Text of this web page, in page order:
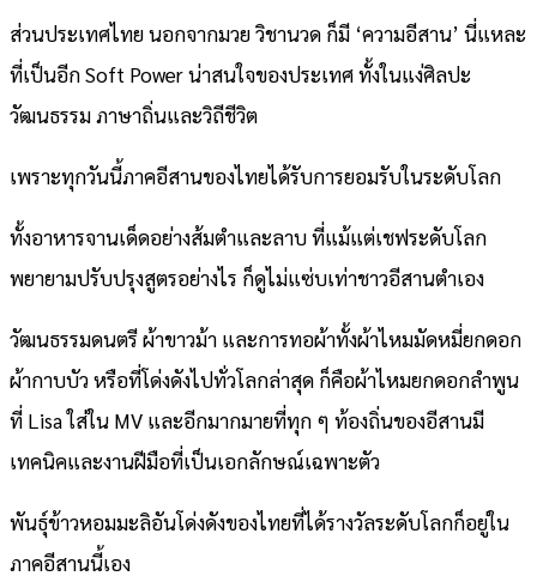
ส่วนประเทศไทย นอกจากมวย วิชานวด ก็มี ‘ความอีสาน’ นี่แหละ
ที่เป็นอีก Soft Power น่าสนใจของประเทศ ทั้งในแง่ศิลปะ
วัฒนธรรม ภาษาถิ่นและวิถีชีวิต
เพราะทุกวันนี้ภาคอีสานของไทยได้รับการยอมรับในระดับโลก
ทั้งอาหารจานเด็ดอย่างส้มตำและลาบ ที่แม้แต่เชฟระดับโลก
พยายามปรับปรุงสูตรอย่างไร ก็ดูไม่แซ่บเท่าชาวอีสานตำเอง
วัฒนธรรมดนตรี ผ้าขาวม้า และการทอผ้าทั้งผ้าไหมมัดหมี่ยกดอก
ผ้ากาบบัว หรือที่โด่งดังไปทั่วโลกล่าสุด ก็คือผ้าไหมยกดอกลำพูน
ที่ Lisa ใส่ใน MV และอีกมากมายที่ทุก ๆ ท้องถิ่นของอีสานมี
เทคนิคและงานฝีมือที่เป็นเอกลักษณ์เฉพาะตัว
พันธุ์ข้าวหอมมะลิอันโด่งดังของไทยที่ได้รางวัลระดับโลกก็อยู่ใน
ภาคอีสานนี้เอง